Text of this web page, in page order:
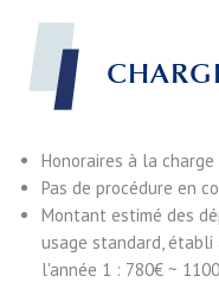
Honoraires à la
Pas de procédure en
Montant estimé des
usage standard,
l'année 1 : 780€ ~